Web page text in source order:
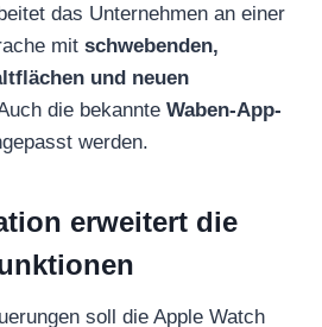
das Unternehmen an einer
mit schwebenden,
und neuen
die bekannte Waben-App-
werden.
erweitert die
soll die Apple Watch